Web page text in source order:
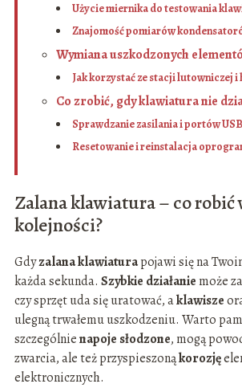
Użycie miernika do testowania
Znajomość pomiarów
Wymiana uszkodzonych
Jak korzystać ze stacji lutowniczej i
Co zrobić, gdy klawiatura nie
Sprawdzanie zasilania i portów USB
Resetowanie i reinstalacja
Zalana klawiatura – co robić
kolejności?
Gdyzalana klawiaturapojawi się na
każda sekunda. Szybkie działanie może
czy sprzęt uda się uratować, aklawisze
ulegną trwałemu uszkodzeniu. Warto
szczególnienapoje słodzone, mogą
zwarcia, ale też przyspieszonąkorozję
elektronicznych.